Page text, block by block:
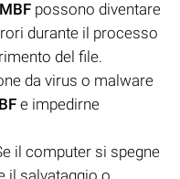
possono diventare
durante il processo
del file.
da virus o malware
e impedirne
il computer si spegne
il salvataggio o